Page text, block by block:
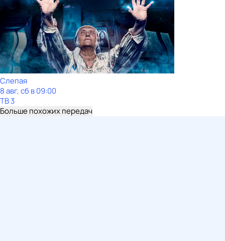
Слепая
8 авг, сб в 09:00
ТВ 3
Больше похожих передач